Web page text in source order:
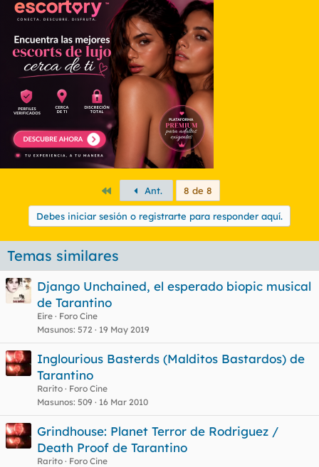
PrimeroAnt. 8 de 8
Debes iniciar sesión o registrarte para responder aquí.
Temas similares
Django Unchained, el esperado biopic musical
de Tarantino
Eire
Foro Cine
Masunos 572 19 May 2019
Inglourious Basterds (Malditos Bastardos) de
Tarantino
Rarito
Foro Cine
Masunos 509 16 Mar 2010
Grindhouse: Planet Terror de Rodriguez /
Death Proof de Tarantino
Rarito
Foro Cine